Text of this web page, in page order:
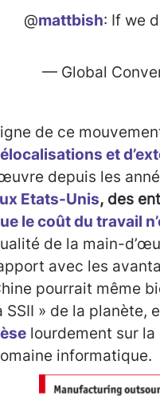
@mattbish: If we
— Global
de ce
et
depuis les
Etats-Unis, des
le coût du travail
de la main-
avec les
pourrait même
SSII » de la planète,
lourdement sur la
informatique.